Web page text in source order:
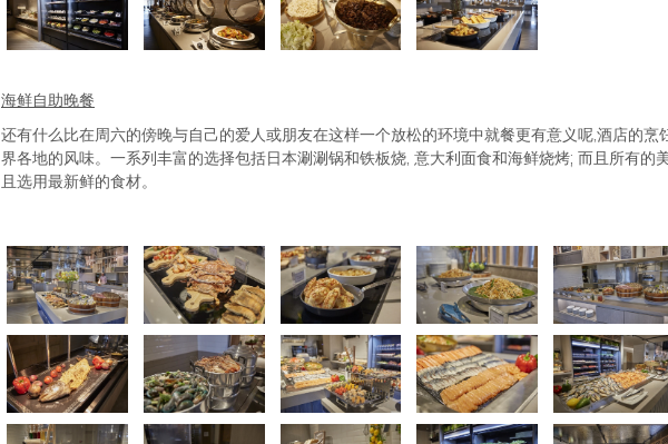
海鲜自助晚餐
还有什么比在周六的傍晚与自己的爱人或朋友在这样一个放松的环境中就餐更有意义呢,酒店的烹
界各地的风味。一系列丰富的选择包括日本涮涮锅和铁板烧, 意大利面食和海鲜烧烤; 而且所有的
且选用最新鲜的食材。